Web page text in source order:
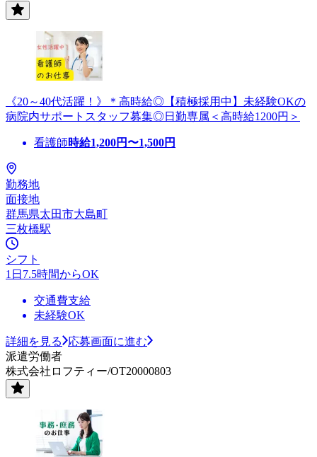
《20～40代活躍！》＊高時給◎【積極採用中】未経験OKの
病院内サポートスタッフ募集◎日勤専属＜高時給1200円＞
看護師時給1,200円〜1,500円
勤務地
面接地
群馬県太田市大島町
三枚橋駅
シフト
1日7.5時間からOK
交通費支給
未経験OK
詳細を見る
応募画面に進む
派遣労働者
株式会社ロフティー/OT20000803